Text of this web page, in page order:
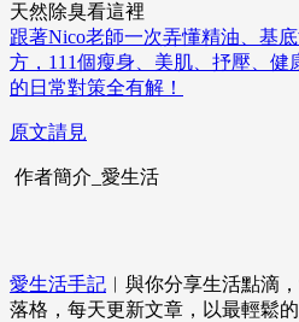
天然除臭看這裡
跟著Nico老師一次弄懂精油、基
方，111個瘦身、美肌、抒壓、健
的日常對策全有解！
原文請見
作者簡介_愛生活
愛生活手記 ︱與你分享生活點滴
落格，每天更新文章，以最輕鬆